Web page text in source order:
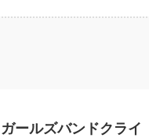
ガールズバンドクラ